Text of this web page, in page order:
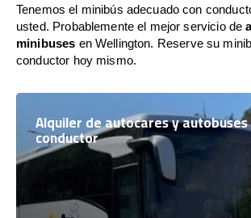
Tenemos el minibús adecuado con
usted. Probablemente el mejor servicio de
minibuses en Wellington. Reserve su
conductor hoy mismo.
Alquiler de autocares y
conductor